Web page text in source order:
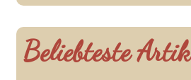
Beliebteste